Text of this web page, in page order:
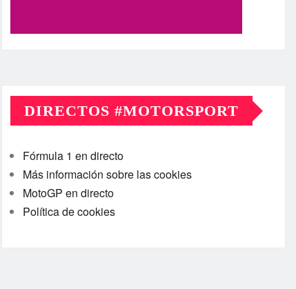
DIRECTOS #MOTORSPORT
Fórmula 1 en directo
Más información sobre las cookies
MotoGP en directo
Política de cookies